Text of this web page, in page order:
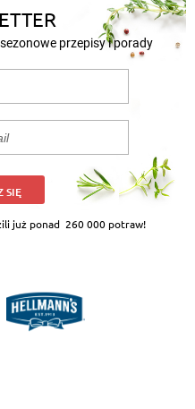
przepisy i porady
SIĘ
już ponad 260 000 potraw!